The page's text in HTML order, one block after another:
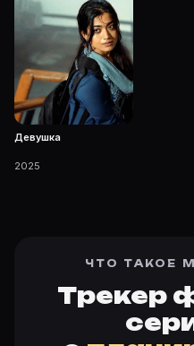
Девушка
2025
ЧТО ТАКОЕ
Трекер